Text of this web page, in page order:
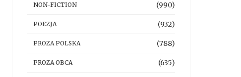
NON-FICTION (990)
POEZJA (932)
PROZA POLSKA (788)
PROZA OBCA (635)